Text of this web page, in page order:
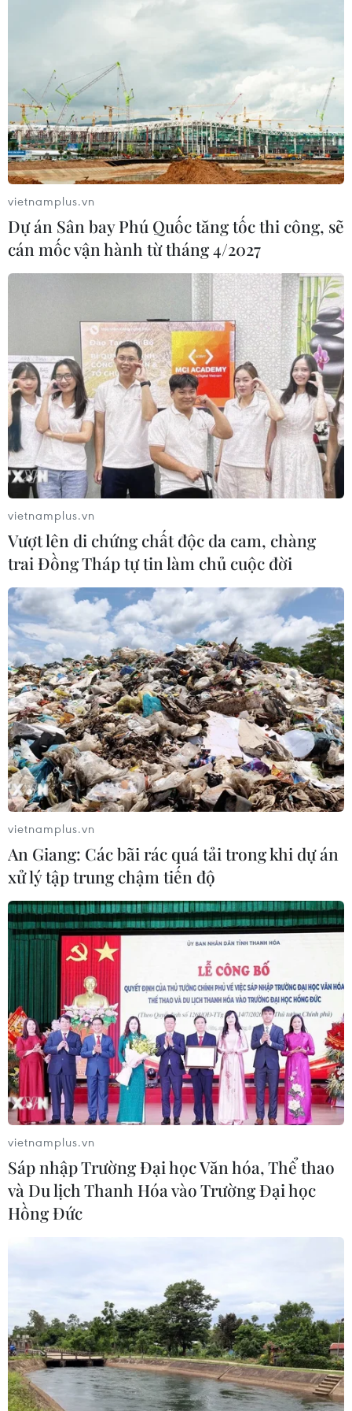
TIN CÙNG CHUYÊN MỤC
Cuộc tìm kiếm và vá lại những 'trái
Hà Nội cảnh báo về việc sử dụng tế
bào gốc trong khám chữa bệnh, làm
đẹp
07/08/2026 03:03
vietnamplus.vn
Dự án Sân bay Phú Quốc tăng tốc thi công, sẽ
cán mốc vận hành từ tháng 4/2027
vietnamplus.vn
Vượt lên di chứng chất độc da cam, chàng
trai Đồng Tháp tự tin làm chủ cuộc đời
vietnamplus.vn
An Giang: Các bãi rác quá tải trong khi dự án
xử lý tập trung chậm tiến độ
vietnamplus.vn
Sáp nhập Trường Đại học Văn hóa, Thể thao
và Du lịch Thanh Hóa vào Trường Đại học
Hồng Đức